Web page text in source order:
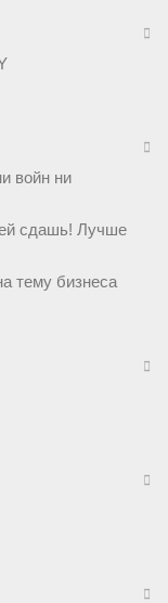
войн ни
сдашь! Лучше
тему бизнеса